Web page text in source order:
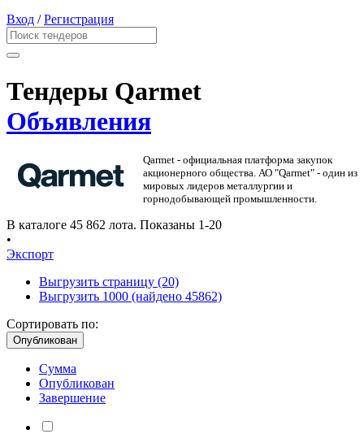
Вход /Регистрация
Тендеры Qarmet
Объявления
Qarmet - официальная платформа закупок
акционерного общества. АО "Qarmet" - один из
мировых лидеров металлургии и
горнодобывающей промышленности.
В каталоге 45 862 лота. Показаны 1-20
•
Экспорт
Выгрузить страницу (20)
Выгрузить 1000 (найдено 45862)
Сортировать по:
Опубликован
Сумма
Опубликован
Завершение